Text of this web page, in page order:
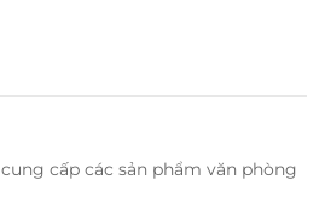
cung cấp các sản phẩm văn phòng